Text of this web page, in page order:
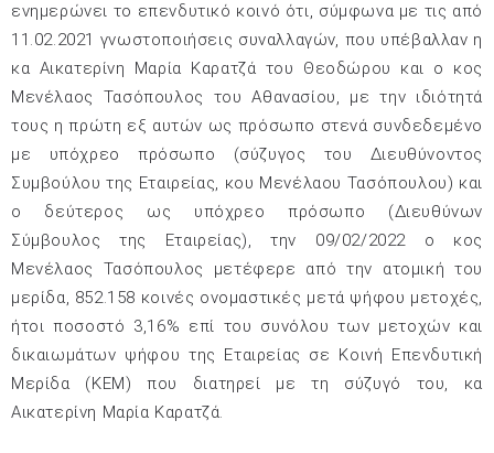
ενημερώνει το επενδυτικό κοινό ότι, σύμφωνα με τις από
11.02.2021 γνωστοποιήσεις συναλλαγών, που υπέβαλλαν η
κα Αικατερίνη Μαρία Καρατζά του Θεοδώρου και ο κος
Μενέλαος Τασόπουλος του Αθανασίου, με την ιδιότητά
τους η πρώτη εξ αυτών ως πρόσωπο στενά συνδεδεμένο
με υπόχρεο πρόσωπο (σύζυγος του Διευθύνοντος
Συμβούλου της Εταιρείας, κου Μενέλαου Τασόπουλου) και
ο δεύτερος ως υπόχρεο πρόσωπο (Διευθύνων
Σύμβουλος της Εταιρείας), την 09/02/2022 ο κος
Μενέλαος Τασόπουλος μετέφερε από την ατομική του
μερίδα, 852.158 κοινές ονομαστικές μετά ψήφου μετοχές,
ήτοι ποσοστό 3,16% επί του συνόλου των μετοχών και
δικαιωμάτων ψήφου της Εταιρείας σε Κοινή Επενδυτική
Μερίδα (ΚΕΜ) που διατηρεί με τη σύζυγό του, κα
Αικατερίνη Μαρία Καρατζά.